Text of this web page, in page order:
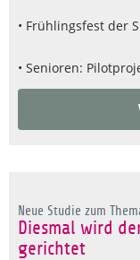
• Frühlingsfest der
• Senioren:
Neue Studie zum
Diesmal wird
gerichtet